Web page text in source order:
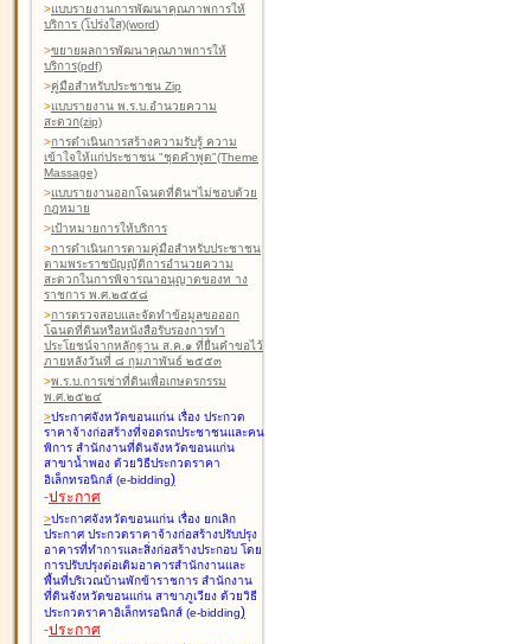
>แบบรายงานการพัฒนาคุณภาพการให้
บริการ (โปร่งใส)(word)
>ขยายผลการพัฒนาคุณภาพการให้
บริการ(pdf)
>คู่มือสำหรับประชาชน Zip
>แบบรายงาน พ.ร.บ.อำนวยความ
สะดวก(zip)
>การดำเนินการสร้างความรับรู้ ความ
เข้าใจให้แก่ประชาชน "ชุดคำพูด"(Theme
Massage)
>แบบรายงานออกโฉนดที่ดินฯไม่ชอบด้วย
กฎหมาย
>เป้าหมายการให้บริการ
>การดำเนินการตามคู่มือสำหรับประชาชน
ตามพระราชบัญญัติการอำนวยความ
สะดวกในการพิจารณาอนุญาตของท าง
ราชการ พ.ศ.๒๕๕๘
>การตรวจสอบและจัดทำข้อมูลขอออก
โฉนดที่ดินหรือหนังสือรับรองการทำ
ประโยชน์จากหลักฐาน ส.ค.๑ ที่ยื่นคำขอไว้
ภายหลังวันที่ ๘ กุมภาพันธ์ ๒๕๕๓
>พ.ร.บ.การเช่าที่ดินเพื่อเกษตรกรรม
พ.ศ.๒๕๒๔
>ประกาศจังหวัดขอนแก่น เรื่อง ประกวด
ราคาจ้างก่อสร้างที่จอดรถประชาชนและคน
พิการ สำนักงานที่ดินจังหวัดขอนแก่น
สาขาน้ำพอง ด้วยวิธีประกวดราคา
อิเล็กทรอนิกส์ (e-bidding)
-ประกาศ
>ประกาศจังหวัดขอนแก่น เรื่อง ยกเลิก
ประกาศ ประกวดราคาจ้างก่อสร้างปรับปรุง
อาคารที่ทำการและสิ่งก่อสร้างประกอบ โดย
การปรับปรุงต่อเติมอาคารสำนักงานและ
พื้นที่บริเวณบ้านพักข้าราชการ สำนักงาน
ที่ดินจังหวัดขอนแก่น สาขาภูเวียง ด้วยวิธี
ประกวดราคาอิเล็กทรอนิกส์ (e-bidding)
-ประกาศ